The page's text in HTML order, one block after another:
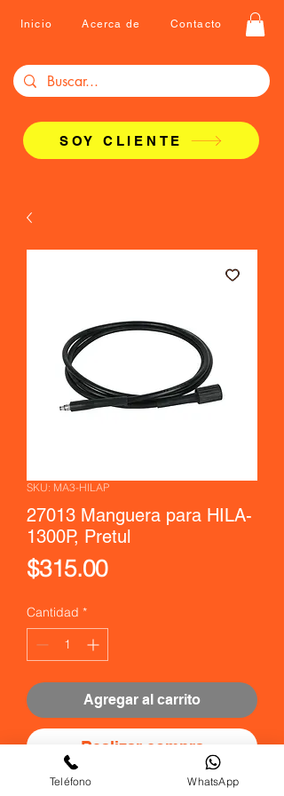
Inicio Acerca de Contacto
SOY CLIENTE
SKU: MA3-HILAP
27013 Manguera para HILA-
1300P, Pretul
$315.00Precio
Cantidad *
Agregar al carrito
Realizar compra
Teléfono WhatsApp